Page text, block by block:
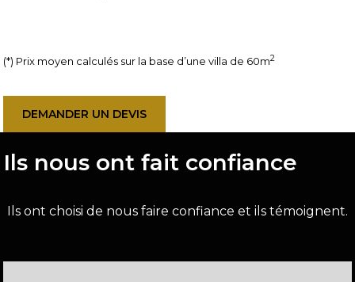
(*) Prix moyen calculés sur la base d’une villa de 60m2
DEMANDER UN DEVIS
Ils nous ont fait confiance
Ils ont choisi de nous faire confiance et ils témoignent.